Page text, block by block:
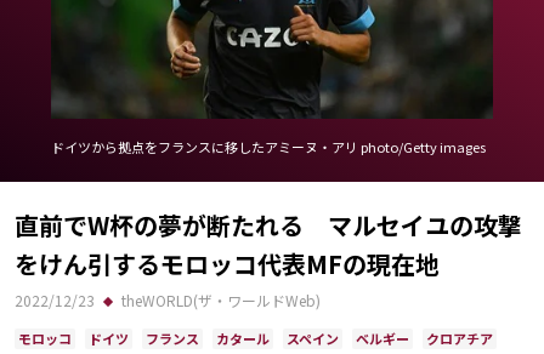
日本代表
日程・結果
Schedule
ランキング
Ranking
大会について
ドイツから拠点をフランスに移したアミーヌ・アリ photo/Getty images
直前でW杯の夢が断たれる マルセイユの攻撃
をけん引するモロッコ代表MFの現在地
2022/12/23 theWORLD(ザ・ワールドWeb)
モロッコ ドイツ フランス カタール スペイン ベルギー
クロアチア